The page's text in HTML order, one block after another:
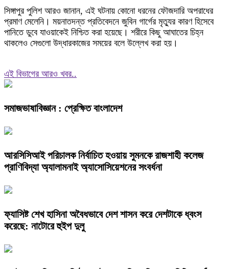
সিঙ্গাপুর পুলিশ আরও জানান, এই ঘটনায় কোনো ধরনের ফৌজদারি অপরাধের
প্রমাণ মেলেনি। ময়নাতদন্ত প্রতিবেদনে জুবিন গার্গের মৃত্যুর কারণ হিসেবে
পানিতে ডুবে যাওয়াকেই নিশ্চিত করা হয়েছে। শরীরে কিছু আঘাতের চিহ্ন
থাকলেও সেগুলো উদ্ধারকাজের সময়ের বলে উল্লেখ করা হয়।
এই বিভাগের আরও খবর..
সমাজভাষাবিজ্ঞান : প্রেক্ষিত বাংলাদেশ
আরসিসিআই পরিচালক নির্বাচিত হওয়ায় সুমনকে রাজশাহী কলেজ
প্রাণিবিদ্যা অ্যালামনাই অ্যাসোসিয়েশনের সংবর্ধনা
ফ্যাসিষ্ট শেখ হাসিনা অবৈধভাবে দেশ শাসন করে দেশটাকে ধ্বংস
করেছে: নাটোরে হুইপ দুলু